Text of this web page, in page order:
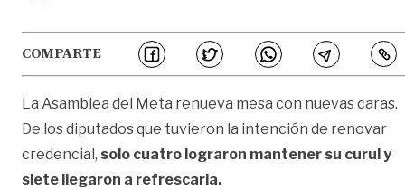
COMPARTE
La Asamblea del Meta renueva mesa con nuevas caras.
De los diputados que tuvieron la intención de renovar
credencial, solo cuatro lograron mantener su curul y
siete llegaron a refrescarla.